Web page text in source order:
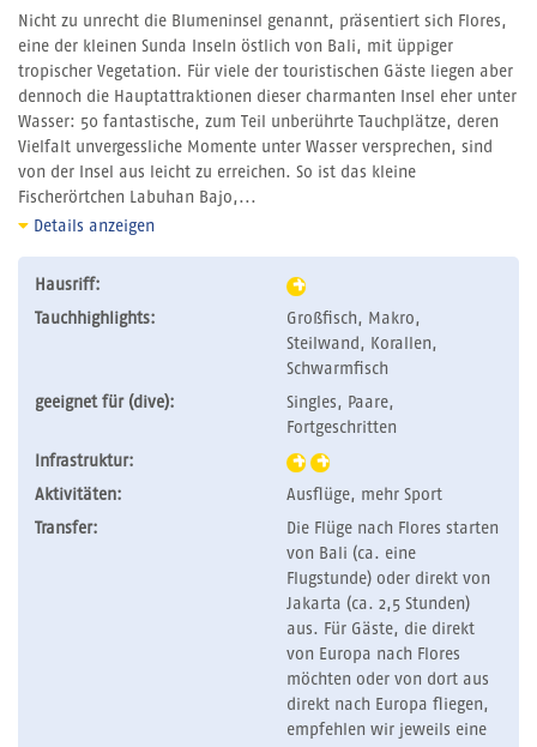
Nicht zu unrecht die Blumeninsel genannt, präsentiert sich Flores,
eine der kleinen Sunda Inseln östlich von Bali, mit üppiger
tropischer Vegetation. Für viele der touristischen Gäste liegen aber
dennoch die Hauptattraktionen dieser charmanten Insel eher unter
Wasser: 50 fantastische, zum Teil unberührte Tauchplätze, deren
Vielfalt unvergessliche Momente unter Wasser versprechen, sind
von der Insel aus leicht zu erreichen. So ist das kleine
Fischerörtchen Labuhan Bajo,...
Details anzeigen
Hausriff:
Tauchhighlights:
Großfisch, Makro,
Steilwand, Korallen,
Schwarmfisch
geeignet für (dive):
Singles, Paare,
Fortgeschritten
Infrastruktur:
Aktivitäten:
Ausflüge, mehr Sport
Transfer:
Die Flüge nach Flores starten
von Bali (ca. eine
Flugstunde) oder direkt von
Jakarta (ca. 2,5 Stunden)
aus. Für Gäste, die direkt
von Europa nach Flores
möchten oder von dort aus
direkt nach Europa fliegen,
empfehlen wir jeweils eine